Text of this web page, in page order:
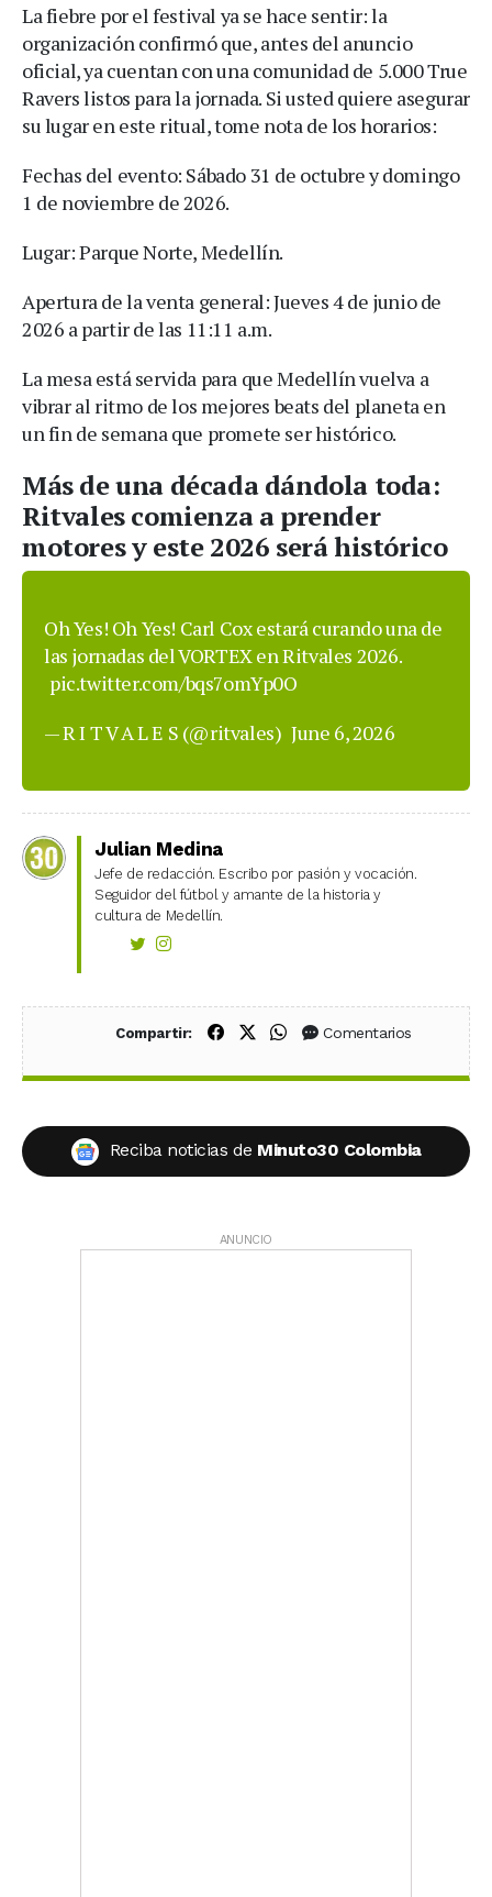
La fiebre por el festival ya se hace sentir: la
organización confirmó que, antes del anuncio
oficial, ya cuentan con una comunidad de 5.000 True
Ravers listos para la jornada. Si usted quiere asegurar
su lugar en este ritual, tome nota de los horarios:
Fechas del evento: Sábado 31 de octubre y domingo
1 de noviembre de 2026.
Lugar: Parque Norte, Medellín.
Apertura de la venta general: Jueves 4 de junio de
2026 a partir de las 11:11 a.m.
La mesa está servida para que Medellín vuelva a
vibrar al ritmo de los mejores beats del planeta en
un fin de semana que promete ser histórico.
Más de una década dándola toda:
Ritvales comienza a prender
motores y este 2026 será histórico
Oh Yes! Oh Yes! Carl Cox estará curando una de
las jornadas del VORTEX en Ritvales 2026.
pic.twitter.com/bqs7omYp0O
— R I T V A L E S (@ritvales) June 6, 2026
Julian Medina
Jefe de redacción. Escribo por pasión y vocación.
Seguidor del fútbol y amante de la historia y
cultura de Medellín.
Compartir: Compartir en Facebook
Compartir en X (Twitter)
Compartir en WhatsApp
Comentarios
Reciba noticias de Minuto30 Colombia
ANUNCIO